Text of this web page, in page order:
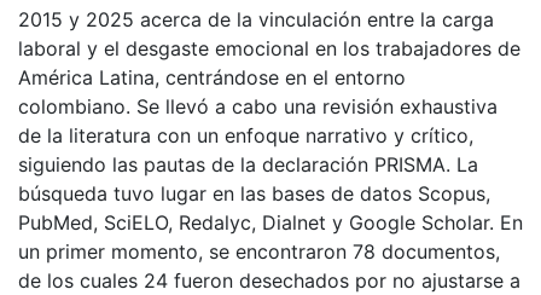
2015 y 2025 acerca de la vinculación entre la carga
laboral y el desgaste emocional en los trabajadores de
América Latina, centrándose en el entorno
colombiano. Se llevó a cabo una revisión exhaustiva
de la literatura con un enfoque narrativo y crítico,
siguiendo las pautas de la declaración PRISMA. La
búsqueda tuvo lugar en las bases de datos Scopus,
PubMed, SciELO, Redalyc, Dialnet y Google Scholar. En
un primer momento, se encontraron 78 documentos,
de los cuales 24 fueron desechados por no ajustarse a